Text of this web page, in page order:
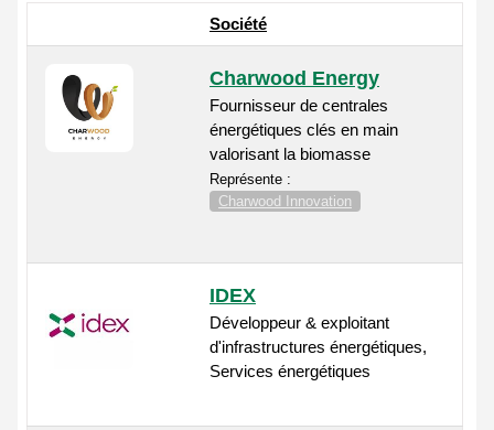
Société
Charwood Energy
Fournisseur de centrales
énergétiques clés en main
valorisant la biomasse
Représente :
Charwood Innovation
IDEX
Développeur & exploitant
d'infrastructures énergétiques,
Services énergétiques